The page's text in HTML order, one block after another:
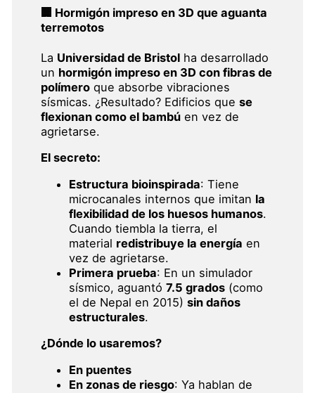
🏢 Hormigón impreso en 3D que aguanta
terremotos
La Universidad de Bristolha desarrollado
un hormigón impreso en 3D con fibras de
polímeroque absorbe vibraciones
sísmicas. ¿Resultado? Edificios que se
flexionan como el bambúen vez de
agrietarse.
El secreto:
Estructura bioinspirada: Tiene
microcanales internos que imitan la
flexibilidad de los huesos humanos.
Cuando tiembla la tierra, el
material redistribuye la energía en
vez de agrietarse.
Primera prueba: En un simulador
sísmico, aguantó 7.5 grados(como
el de Nepal en 2015) sin daños
estructurales.
¿Dónde lo usaremos?
En puentes
En zonas de riesgo: Ya hablan de